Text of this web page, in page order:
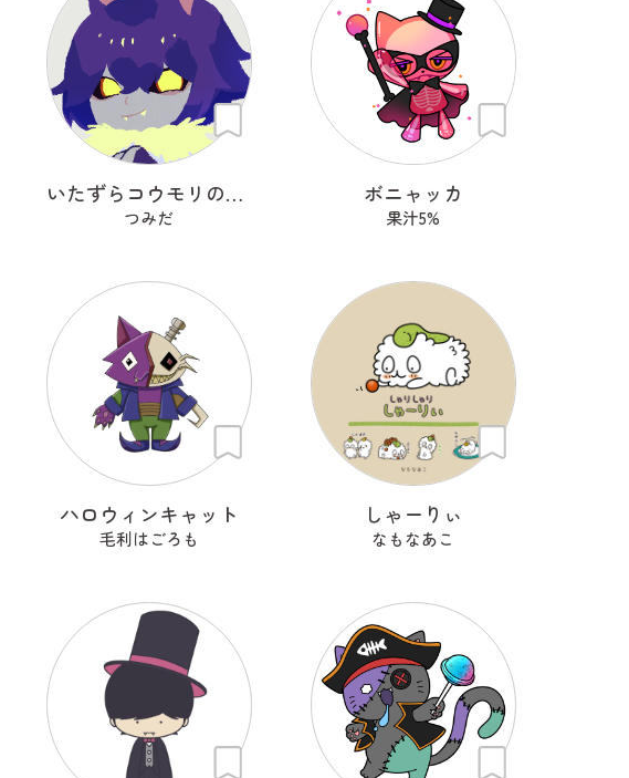
いたずらコウモリのコモ
つみだ
ボニャッカ
果汁5%
ハロウィンキャット
毛利はごろも
しゃーりぃ
なもなあこ